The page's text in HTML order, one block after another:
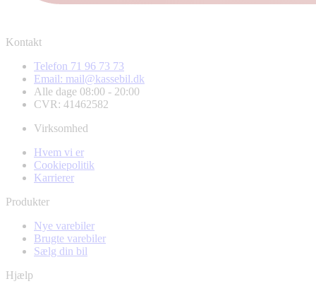
Kontakt
Telefon 71 96 73 73
Email: mail@kassebil.dk
Alle dage 08:00 - 20:00
CVR: 41462582
Virksomhed
Hvem vi er
Cookiepolitik
Karrierer
Produkter
Nye varebiler
Brugte varebiler
Sælg din bil
Hjælp